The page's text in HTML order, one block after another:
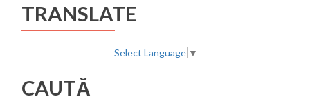
TRANSLATE
Select Language ▼
CAUTĂ